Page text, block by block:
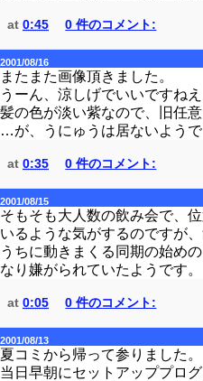
at 0:45 0 件のコメント:
2001/08/16
またまた画像頂きました。
うーん、涼しげでいいですねえ
髪の色が淡い紫なので、旧任
…が、うにゅうは居ないようで
at 0:35 0 件のコメント:
2001/08/15
そもそも大人数の飲み会で、
いるような気がするのですが
うちに動きまくる同期の始め
なり嫌がられていたようです。
at 0:05 0 件のコメント:
2001/08/13
夏コミから帰って参りました。
当日早朝にセットアッププロ